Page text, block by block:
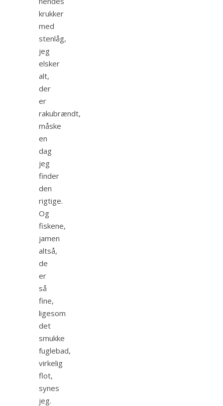
krukker
med
stenlåg,
jeg
elsker
alt,
der
er
rakubrændt,
måske
en
dag
jeg
finder
den
rigtige.
Og
fiskene,
jamen
altså,
de
er
så
fine,
ligesom
det
smukke
fuglebad,
virkelig
flot,
synes
jeg.